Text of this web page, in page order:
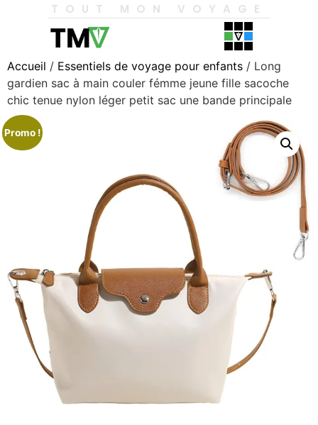
TOUT MON VOYAGE
Accueil / Essentiels de voyage pour enfants / Long
gardien sac à main couler fémme jeune fille sacoche
chic tenue nylon léger petit sac une bande principale
Promo !